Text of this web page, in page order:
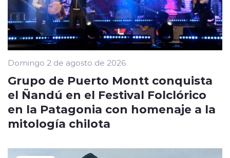
Domingo 2 de agosto de 2026
Grupo de Puerto Montt conquista
el Ñandú en el Festival Folclórico
en la Patagonia con homenaje a la
mitología chilota